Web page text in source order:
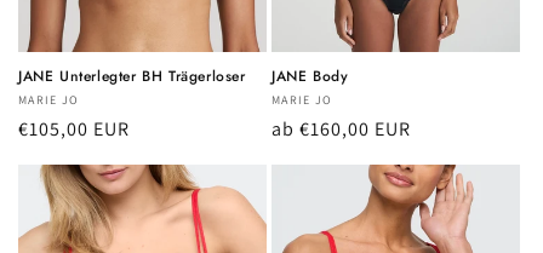
JANE Unterlegter BH Trägerloser
Anbieter:
MARIE JO
Normaler
€105,00 EUR
JANE Body
Anbieter:
MARIE JO
Normaler
ab €160,00 EUR